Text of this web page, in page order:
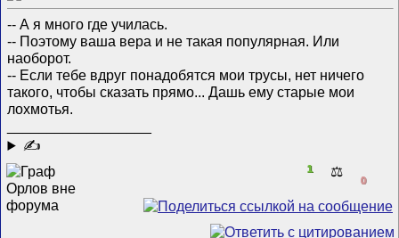
-- А я много где училась.
-- Поэтому ваша вера и не такая популярная. Или
наоборот.
-- Если тебе вдруг понадобятся мои трусы, нет ничего
такого, чтобы сказать прямо... Дашь ему старые мои
лохмотья.
✍
1 ⚖️
0